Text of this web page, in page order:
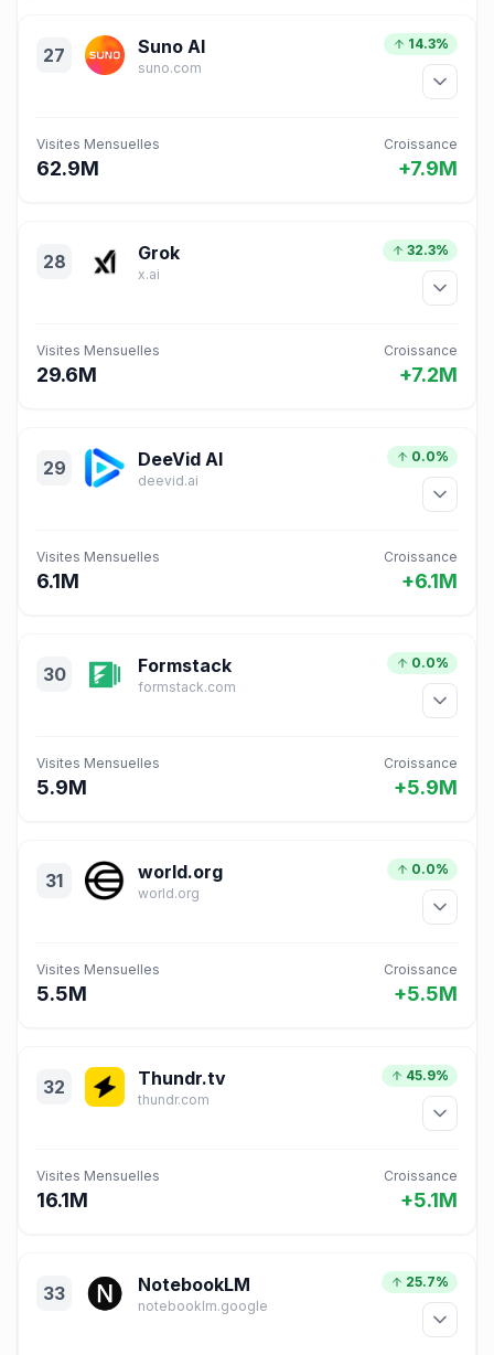
27 Suno AI
suno.com
14.3%
Visites Mensuelles
62.9M
Croissance
+7.9M
28 Grok
x.ai
32.3%
Visites Mensuelles
29.6M
Croissance
+7.2M
29 DeeVid AI
deevid.ai
0.0%
Visites Mensuelles
6.1M
Croissance
+6.1M
30 Formstack
formstack.com
0.0%
Visites Mensuelles
5.9M
Croissance
+5.9M
31 world.org
world.org
0.0%
Visites Mensuelles
5.5M
Croissance
+5.5M
32 Thundr.tv
thundr.com
45.9%
Visites Mensuelles
16.1M
Croissance
+5.1M
33 NotebookLM
notebooklm.google
25.7%